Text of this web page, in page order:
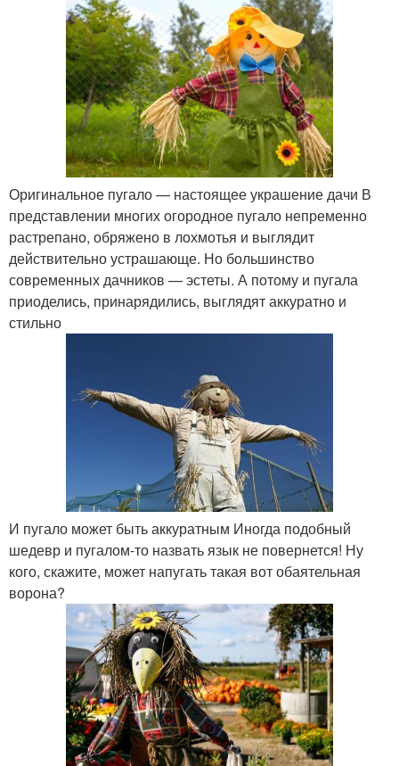
Оригинальное пугало — настоящее украшение дачи В
представлении многих огородное пугало непременно
растрепано, обряжено в лохмотья и выглядит
действительно устрашающе. Но большинство
современных дачников — эстеты. А потому и пугала
приоделись, принарядились, выглядят аккуратно и
стильно
И пугало может быть аккуратным Иногда подобный
шедевр и пугалом-то назвать язык не повернется! Ну
кого, скажите, может напугать такая вот обаятельная
ворона?